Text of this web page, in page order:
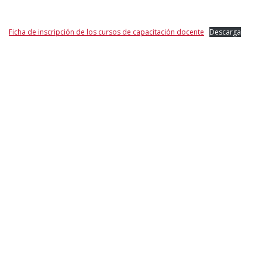
Ficha de inscripción de los cursos de capacitación docente Descarga